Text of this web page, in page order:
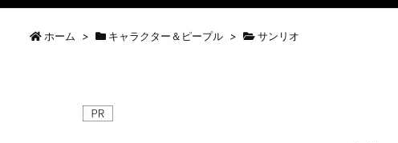
ホーム > キャラクター＆ピープル > サンリオ